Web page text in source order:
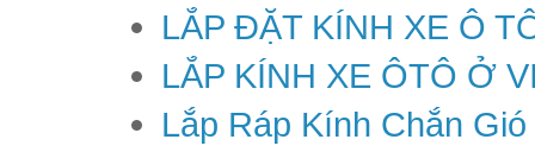
LẮP ĐẶT KÍNH XE Ô
LẮP KÍNH XE ÔTÔ Ở
Lắp Ráp Kính Chắn